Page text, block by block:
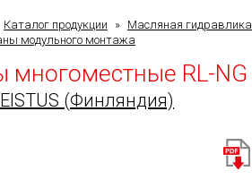
Каталог продукции » Масляная гидравлика
модульного монтажа
многоместные RL-NG
(Финляндия)